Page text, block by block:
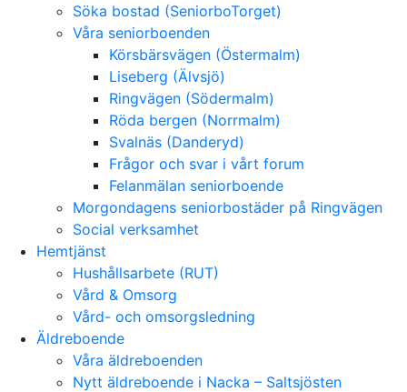
Söka bostad (SeniorboTorget)
Våra seniorboenden
Körsbärsvägen (Östermalm)
Liseberg (Älvsjö)
Ringvägen (Södermalm)
Röda bergen (Norrmalm)
Svalnäs (Danderyd)
Frågor och svar i vårt forum
Felanmälan seniorboende
Morgondagens seniorbostäder på Ringvägen
Social verksamhet
Hemtjänst
Hushållsarbete (RUT)
Vård & Omsorg
Vård- och omsorgsledning
Äldreboende
Våra äldreboenden
Nytt äldreboende i Nacka – Saltsjösten